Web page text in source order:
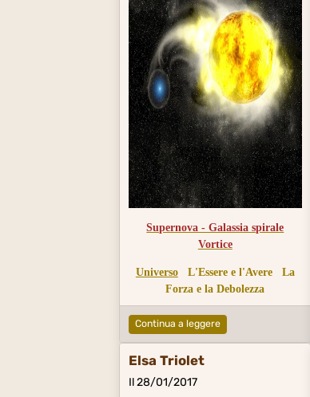
Supernova - Galassia spirale
Vortice
Universo L'Essere e l'Avere
La
Forza e la Debolezza
Continua a leggere
Elsa Triolet
Il 28/01/2017